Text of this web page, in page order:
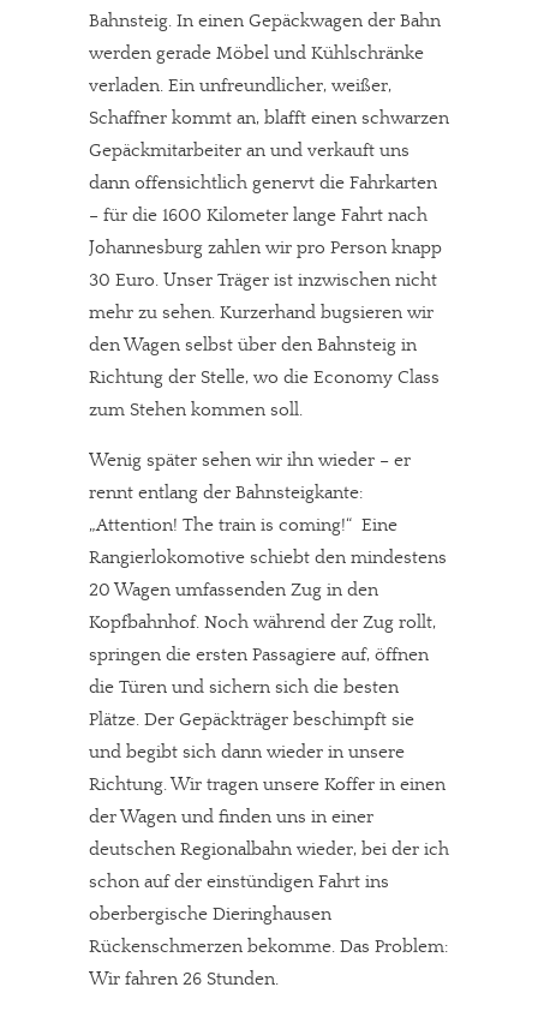
Bahnsteig. In einen Gepäckwagen der Bahn
werden gerade Möbel und Kühlschränke
verladen. Ein unfreundlicher, weißer,
Schaffner kommt an, blafft einen schwarzen
Gepäckmitarbeiter an und verkauft uns
dann offensichtlich genervt die Fahrkarten
– für die 1600 Kilometer lange Fahrt nach
Johannesburg zahlen wir pro Person knapp
30 Euro. Unser Träger ist inzwischen nicht
mehr zu sehen. Kurzerhand bugsieren wir
den Wagen selbst über den Bahnsteig in
Richtung der Stelle, wo die Economy Class
zum Stehen kommen soll.
Wenig später sehen wir ihn wieder – er
rennt entlang der Bahnsteigkante:
„Attention! The train is coming!“ Eine
Rangierlokomotive schiebt den mindestens
20 Wagen umfassenden Zug in den
Kopfbahnhof. Noch während der Zug rollt,
springen die ersten Passagiere auf, öffnen
die Türen und sichern sich die besten
Plätze. Der Gepäckträger beschimpft sie
und begibt sich dann wieder in unsere
Richtung. Wir tragen unsere Koffer in einen
der Wagen und finden uns in einer
deutschen Regionalbahn wieder, bei der ich
schon auf der einstündigen Fahrt ins
oberbergische Dieringhausen
Rückenschmerzen bekomme. Das Problem:
Wir fahren 26 Stunden.